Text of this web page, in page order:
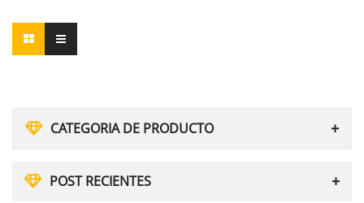
CATEGORIA DE PRODUCTO
POST RECIENTES